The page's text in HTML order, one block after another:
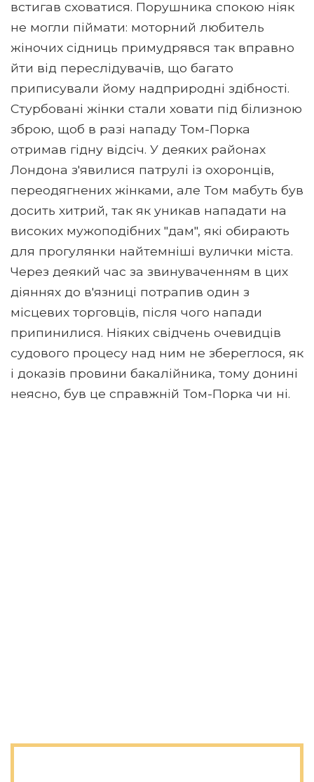
встигав сховатися. Порушника спокою ніяк
не могли піймати: моторний любитель
жіночих сідниць примудрявся так вправно
йти від переслідувачів, що багато
приписували йому надприродні здібності.
Стурбовані жінки стали ховати під білизною
зброю, щоб в разі нападу Том-Порка
отримав гідну відсіч. У деяких районах
Лондона з'явилися патрулі із охоронців,
переодягнених жінками, але Том мабуть був
досить хитрий, так як уникав нападати на
високих мужоподібних "дам", які обирають
для прогулянки найтемніші вулички міста.
Через деякий час за звинуваченням в цих
діяннях до в'язниці потрапив один з
місцевих торговців, після чого напади
припинилися. Ніяких свідчень очевидців
судового процесу над ним не збереглося, як
і доказів провини бакалійника, тому донині
неясно, був це справжній Том-Порка чи ні.